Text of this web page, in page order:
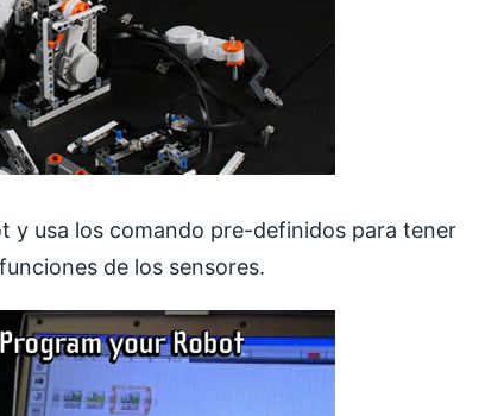
y usa los comando pre-definidos para tener
de los sensores.